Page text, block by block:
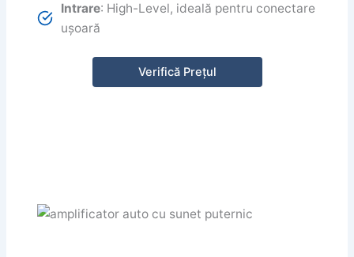
Intrare: High-Level, ideală pentru conectare
ușoară
Verifică Prețul